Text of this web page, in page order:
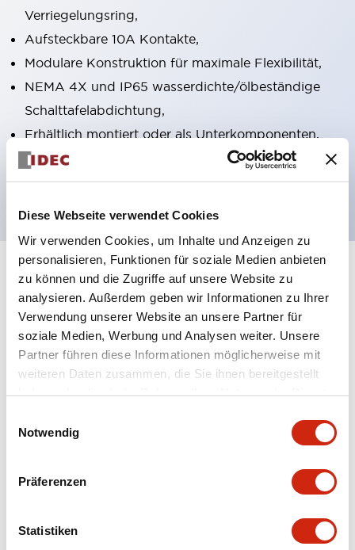
Diese Webseite verwendet Cookies
Wir verwenden Cookies, um Inhalte und Anzeigen zu
personalisieren, Funktionen für soziale Medien anbieten
zu können und die Zugriffe auf unsere Website zu
analysieren. Außerdem geben wir Informationen zu Ihrer
Verwendung unserer Website an unsere Partner für
soziale Medien, Werbung und Analysen weiter. Unsere
Partner führen diese Informationen möglicherweise mit
weiteren Daten zusammen, die Sie ihnen bereitgestellt
haben oder die sie im Rahmen Ihrer Nutzung der Dienste
Notwendig
Präferenzen
Statistiken
Verriegelungsring,
Aufsteckbare 10A Kontakte,
Modulare Konstruktion für maximale Flexibilität,
NEMA 4X und IP65 wasserdichte/ölbeständige
Schalttafelabdichtung,
Erhältlich montiert oder als Unterkomponenten,
UL gelistet, CSA zertifiziert, TUV zugelassen und
CE gekennzeichnet
Spezifikationen Alle erweitern
Aesthetic Specifications
Environmental Specifications
Mechanical Specifications
Mounting and Installation Specifications
Dokumente und Dateien